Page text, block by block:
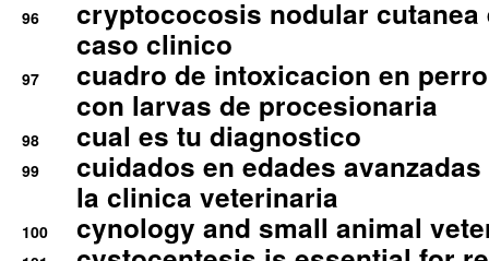
96
cryptococosis nodular cutanea
caso clinico
97
cuadro de intoxicacion en
con larvas de procesionaria
98 cual es tu diagnostico
99
cuidados en edades
la clinica veterinaria
100 cynology and small animal